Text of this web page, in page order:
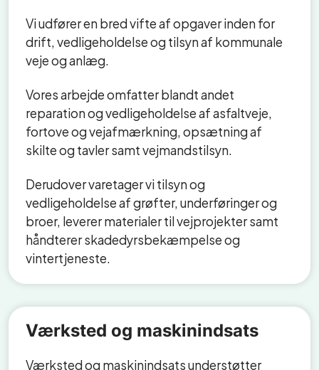
Vi udfører en bred vifte af opgaver inden for
drift, vedligeholdelse og tilsyn af kommunale
veje og anlæg.
Vores arbejde omfatter blandt andet
reparation og vedligeholdelse af asfaltveje,
fortove og vejafmærkning, opsætning af
skilte og tavler samt vejmandstilsyn.
Derudover varetager vi tilsyn og
vedligeholdelse af grøfter, underføringer og
broer, leverer materialer til vejprojekter samt
håndterer skadedyrsbekæmpelse og
vintertjeneste.
Værksted og maskinindsats
Værksted og maskinindsats understøtter